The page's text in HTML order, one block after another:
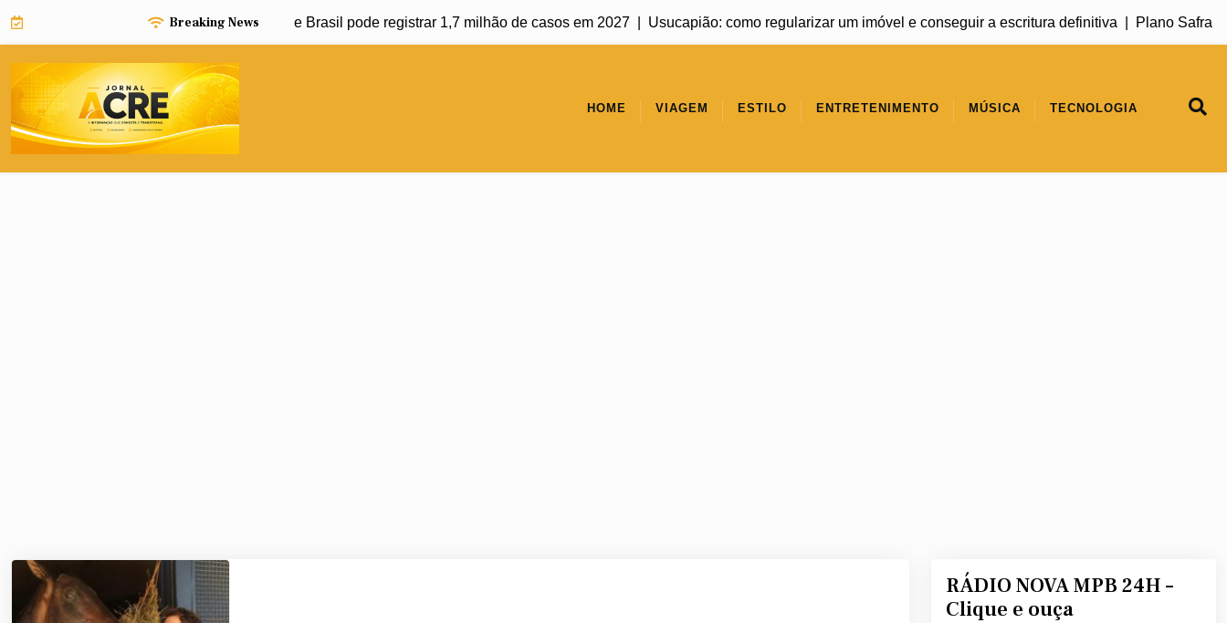
Breaking News
pode impulsionar avanço da dengue e Brasil pode registrar 1,7 milhão de casos em 2027 |Usucapião: como regularizar um imóvel e conseguir a escritura definitiva |Plano Safra
HOME VIAGEM ESTILO ENTRETENIMENTO MÚSICA TECNOLOGIA
RÁDIO NOVA MPB 24H –
Clique e ouça